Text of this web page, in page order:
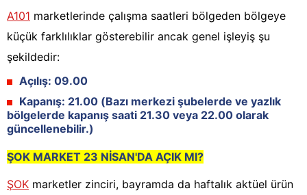
A101 marketlerinde çalışma saatleri bölgeden bölgeye
küçük farklılıklar gösterebilir ancak genel işleyiş şu
şekildedir:
Açılış: 09.00
Kapanış: 21.00 (Bazı merkezi şubelerde ve yazlık
bölgelerde kapanış saati 21.30 veya 22.00 olarak
güncellenebilir.)
ŞOK MARKET 23 NİSAN'DA AÇIK MI?
ŞOK marketler zinciri, bayramda da haftalık aktüel ürün